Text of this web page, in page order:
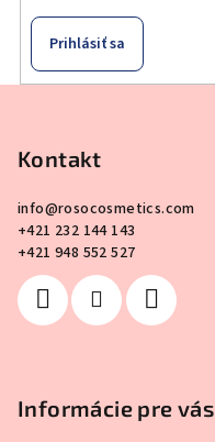
Prihlásiť sa
Kontakt
info@rosocosmetics.com
+421 232 144 143
+421 948 552 527
Informácie pre vás